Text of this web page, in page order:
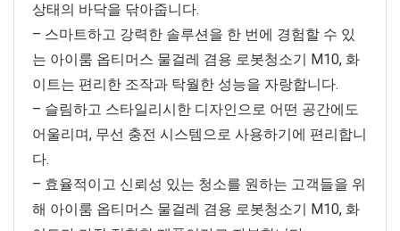
상태의 바닥을 닦아줍니다.
– 스마트하고 강력한 솔루션을 한 번에 경험할 수 있
는 아이룸 옵티머스 물걸레 겸용 로봇청소기 M10, 화
이트는 편리한 조작과 탁월한 성능을 자랑합니다.
– 슬림하고 스타일리시한 디자인으로 어떤 공간에도
어울리며, 무선 충전 시스템으로 사용하기에 편리합니
다.
– 효율적이고 신뢰성 있는 청소를 원하는 고객들을 위
해 아이룸 옵티머스 물걸레 겸용 로봇청소기 M10, 화